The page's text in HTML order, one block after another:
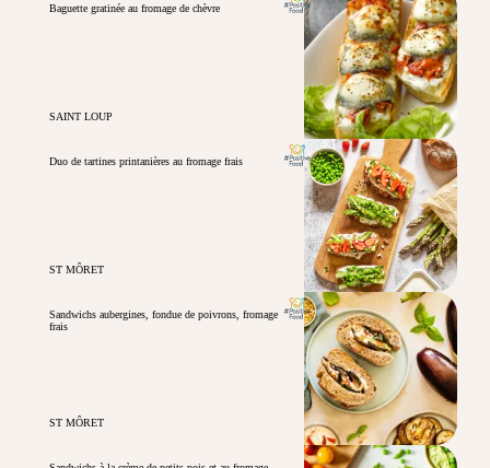
Baguette gratinée au fromage de chèvre
SAINT LOUP
Duo de tartines printanières au fromage frais
ST MÔRET
Sandwichs aubergines, fondue de poivrons, fromage
frais
ST MÔRET